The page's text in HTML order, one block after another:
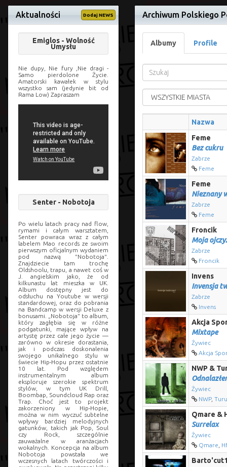
Aktualności Dodaj NEWS
Emiglos - Wolność
Umysłu
Nie dupy, Nie fury ,Nie dragi -
Samo pierdolone Życie.
Amatorski kawałek w stylu
wszystko sam (jedynie bit od
Rama Low) Zapraszam
Senter - Nobotoja
Po wielu latach pracy nad flow,
rymami i całym warsztatem,
Senter powraca wraz z całym
labelem Mao records ze swoim
pierwszym oficjalnym wydaniem
pod nazwą "Nobotoja".
Znajdziecie tam trochę
Oldshoolu, trapu, a nawet coś w
J. angielskim jako, że od
kilkunastu lat mieszka w UK.
Album dostępny jest do
odsłuchu na Youtube w wersji
standardowej, oraz do pobrania
na Bandcamp w wersji Deluxe z
bonusami. „Nobotoja" to album,
który zagłębia się w różne
podgatunki, mające wpływ na
artystę przez całe jego życie —
zarówno w okresie dorastania,
jak i podczas doskonalenia
swojego unikalnego stylu w
świecie Hip-Hopu przez ostatnie
10 lat. Pod względem
instrumentalnym album
eksploruje szerokie spektrum
stylów, w tym UK Drill,
Boombap, Soundcloud Rap oraz
Trap. Choć jest to projekt
zakorzeniony w Hip-Hopie,
można w nim wyczuć subtelne
wpływy bardziej melodyjnych
gatunków, takich jak Pop, Soul
czy Rock, szczególnie
zauważalne w aranżacjach
wokalnych. Koncepcja na album
Nobotoja powstała we
wczesnych latach twórczości i
Archiwum Polskiego
Albumy Profile
Nazwa
Feme
Bez cukru
Zabrze
Feme
Feme
Nieznany
Zabrze
Feme
Froncik
Moja
Zabrze
Froncik
Invens
Invensja
Zabrze
Invens
Akcja
Mixtape
Żywiec
Akcja
NWP &
Żywiec
NWP, Turu
Qmare &
Surrelax
Żywiec
Qmare